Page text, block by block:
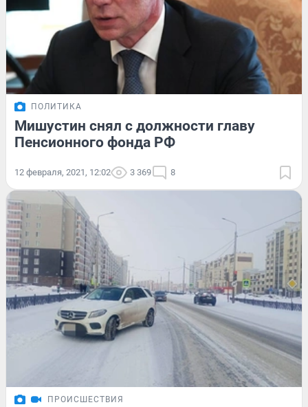
ПОЛИТИКА
Мишустин снял с должности главу
Пенсионного фонда РФ
12 февраля, 2021, 12:02 3 369 8
ПРОИСШЕСТВИЯ